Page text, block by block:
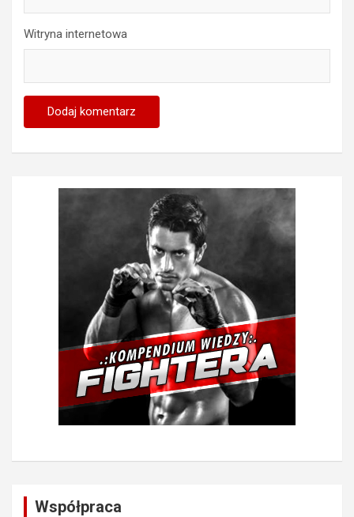
Witryna internetowa
Współpraca